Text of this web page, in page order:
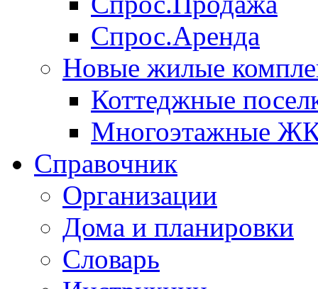
Спрос.Аренда
Новые жилые
Коттеджные
Многоэтажные
Справочник
Организации
Дома и планировки
Словарь